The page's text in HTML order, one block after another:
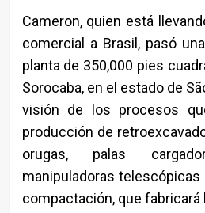
Cameron, quien está
comercial a Brasil, pasó
planta de 350,000 pies
Sorocaba, en el estado de
visión de los procesos
producción de
orugas, palas
manipuladoras telescópicas
compactación, que fabricará